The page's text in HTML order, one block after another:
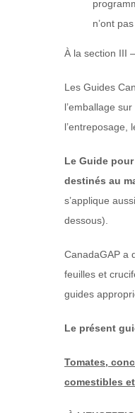
n’ont
À la section III
Les Guides
l’emballage
l’entreposage,
Le Guide
destinés au
s’applique
dessous).
CanadaGAP a
feuilles et
guides
Le présent
Tomates,
comestibles